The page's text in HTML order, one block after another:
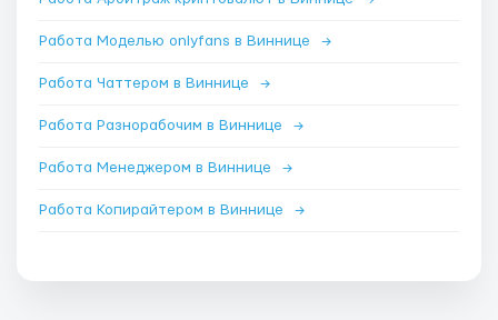
Работа Моделью onlyfans в Виннице →
Работа Чаттером в Виннице →
Работа Разнорабочим в Виннице →
Работа Менеджером в Виннице →
Работа Копирайтером в Виннице →